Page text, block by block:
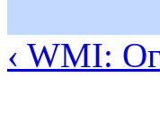
‹ WMI: